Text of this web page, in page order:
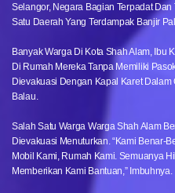
Selangor, Negara Bagian Terpadat
Satu Daerah Yang Terdampak Banjir
Banyak Warga Di Kota Shah Alam, Ibu
Di Rumah Mereka Tanpa Memiliki
Dievakuasi Dengan Kapal Karet
Balau.
Salah Satu Warga Warga Shah Alam
Dievakuasi Menuturkan. “Kami
Mobil Kami, Rumah Kami. Semuanya
Memberikan Kami Bantuan,” Imbuhnya.